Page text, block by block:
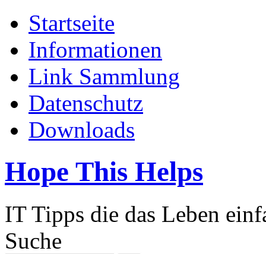
Startseite
Informationen
Link Sammlung
Datenschutz
Downloads
Hope This Helps
IT Tipps die das Leben
Suche